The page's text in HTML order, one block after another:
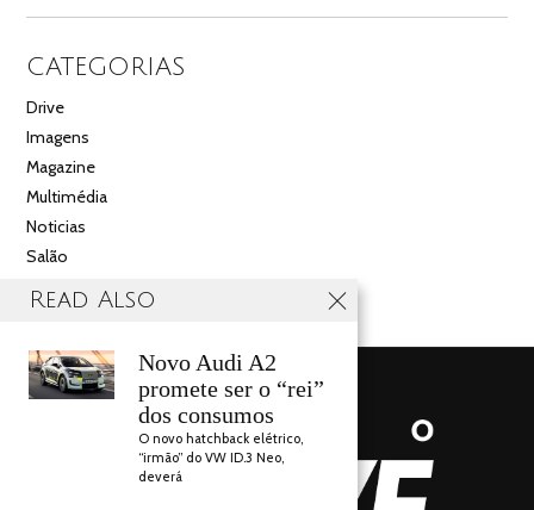
CATEGORIAS
Drive
Imagens
Magazine
Multimédia
Noticias
Salão
Videos
Read Also
Novo Audi A2
promete ser o “rei”
dos consumos
O novo hatchback elétrico,
“irmão” do VW ID.3 Neo,
deverá